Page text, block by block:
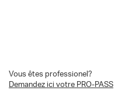
Vous êtes professionel?
Demandez ici votre PRO-PASS